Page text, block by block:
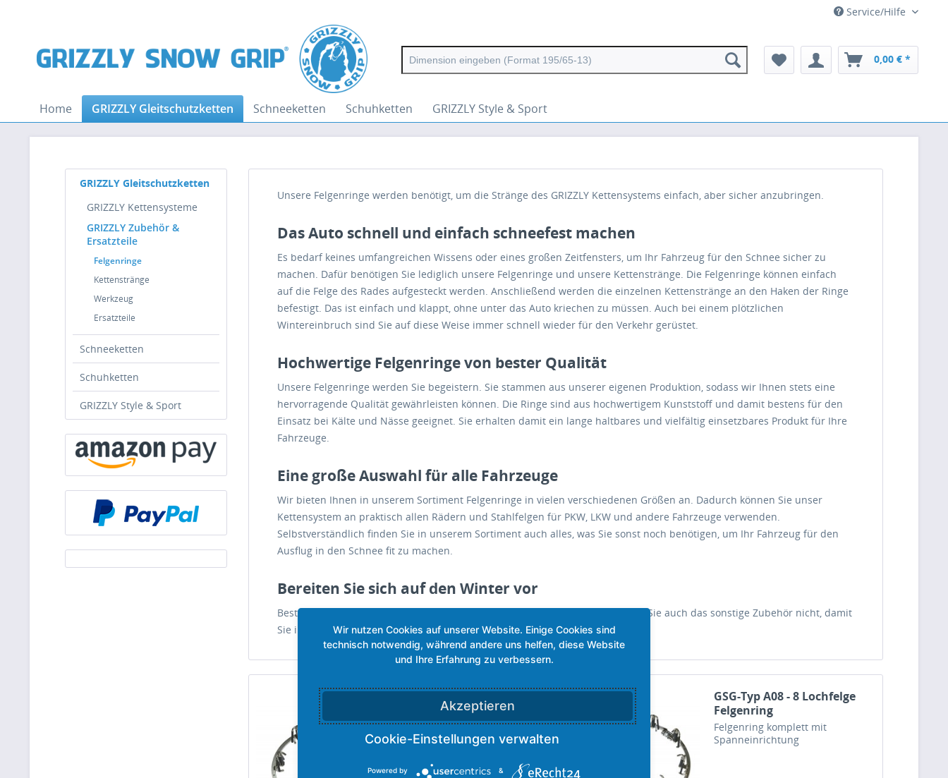
Service/Hilfe
0,00 € *
Home GRIZZLY Gleitschutzketten Schneeketten Schuhketten GRIZZLY Style & Sport
GRIZZLY Gleitschutzketten
GRIZZLY Kettensysteme
GRIZZLY Zubehör &
Ersatzteile
Felgenringe
Kettenstränge
Werkzeug
Ersatzteile
Schneeketten
Schuhketten
GRIZZLY Style & Sport
Unsere Felgenringe werden benötigt, um die Stränge des GRIZZLY Kettensystems einfach, aber sicher anzubringen.
Das Auto schnell und einfach schneefest machen
Es bedarf keines umfangreichen Wissens oder eines großen Zeitfensters, um Ihr Fahrzeug für den Schnee sicher zu
machen. Dafür benötigen Sie lediglich unsere Felgenringe und unsere Kettenstränge. Die Felgenringe können einfach
auf die Felge des Rades aufgesteckt werden. Anschließend werden die einzelnen Kettenstränge an den Haken der Ringe
befestigt. Das ist einfach und klappt, ohne unter das Auto kriechen zu müssen. Auch bei einem plötzlichen
Wintereinbruch sind Sie auf diese Weise immer schnell wieder für den Verkehr gerüstet.
Hochwertige Felgenringe von bester Qualität
Unsere Felgenringe werden Sie begeistern. Sie stammen aus unserer eigenen Produktion, sodass wir Ihnen stets eine
hervorragende Qualität gewährleisten können. Die Ringe sind aus hochwertigem Kunststoff und damit bestens für den
Einsatz bei Kälte und Nässe geeignet. Sie erhalten damit ein lange haltbares und vielfältig einsetzbares Produkt für Ihre
Fahrzeuge.
Eine große Auswahl für alle Fahrzeuge
Wir bieten Ihnen in unserem Sortiment Felgenringe in vielen verschiedenen Größen an. Dadurch können Sie unser
Kettensystem an praktisch allen Rädern und Stahlfelgen für PKW, LKW und andere Fahrzeuge verwenden.
Selbstverständlich finden Sie in unserem Sortiment auch alles, was Sie sonst noch benötigen, um Ihr Fahrzeug für den
Ausflug in den Schnee fit zu machen.
Bereiten Sie sich auf den Winter vor
Bestellen Sie jetzt die passenden Felgenringe für Ihr Fahrzeug und vergessen Sie auch das sonstige Zubehör nicht, damit
Sie immer gut bei Schnee unterwegs sind.
GSG-Typ A06 - 6 Lochfelge
Felgenring
Felgenring komplett mit
Spanneinrichtung
GSG-Typ A08 - 8 Lochfelge
Felgenring
Felgenring komplett mit
Spanneinrichtung
Akzeptieren
Powered by &